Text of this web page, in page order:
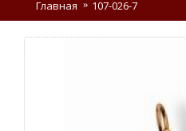
Главная 107-026-7